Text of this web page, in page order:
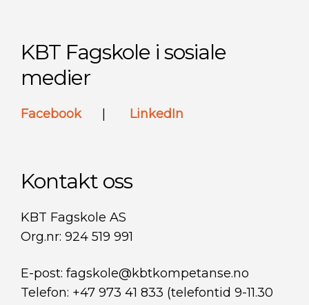
KBT Fagskole i sosiale
medier
Facebook LinkedIn
Kontakt oss
KBT Fagskole AS
Org.nr: 924 519 991
E-post: fagskole@kbtkompetanse.no
Telefon: +47 973 41 833 (telefontid 9-11.30